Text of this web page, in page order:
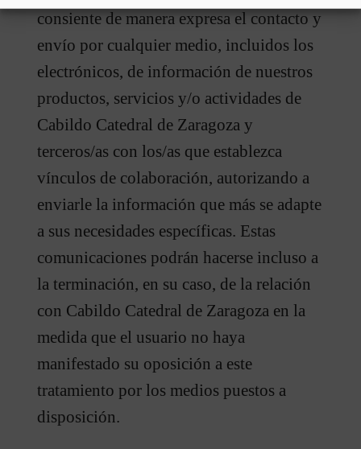
consiente de manera expresa el contacto y
envío por cualquier medio, incluidos los
electrónicos, de información de nuestros
productos, servicios y/o actividades de
Cabildo Catedral de Zaragoza y
terceros/as con los/as que establezca
vínculos de colaboración, autorizando a
enviarle la información que más se adapte
a sus necesidades específicas. Estas
comunicaciones podrán hacerse incluso a
la terminación, en su caso, de la relación
con Cabildo Catedral de Zaragoza en la
medida que el usuario no haya
manifestado su oposición a este
tratamiento por los medios puestos a
disposición.